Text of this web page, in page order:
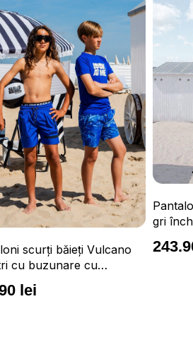
Pantaloni scurți băieți Vulcano
gri închis cu buzunare cu
ajustabilă
243.90 lei